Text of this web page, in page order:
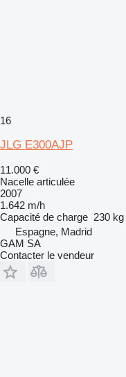
16
JLG E300AJP
11.000 €
Nacelle articulée
2007
1.642 m/h
Capacité de charge 230 kg
Espagne, Madrid
GAM SA
Contacter le vendeur